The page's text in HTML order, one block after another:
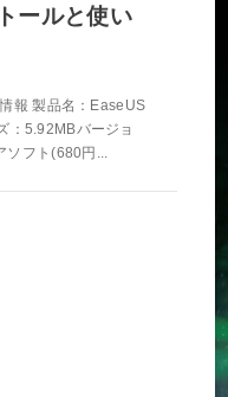
ールと使い
報 製品名：EaseUS
：5.92MBバージョ
フト(680円...